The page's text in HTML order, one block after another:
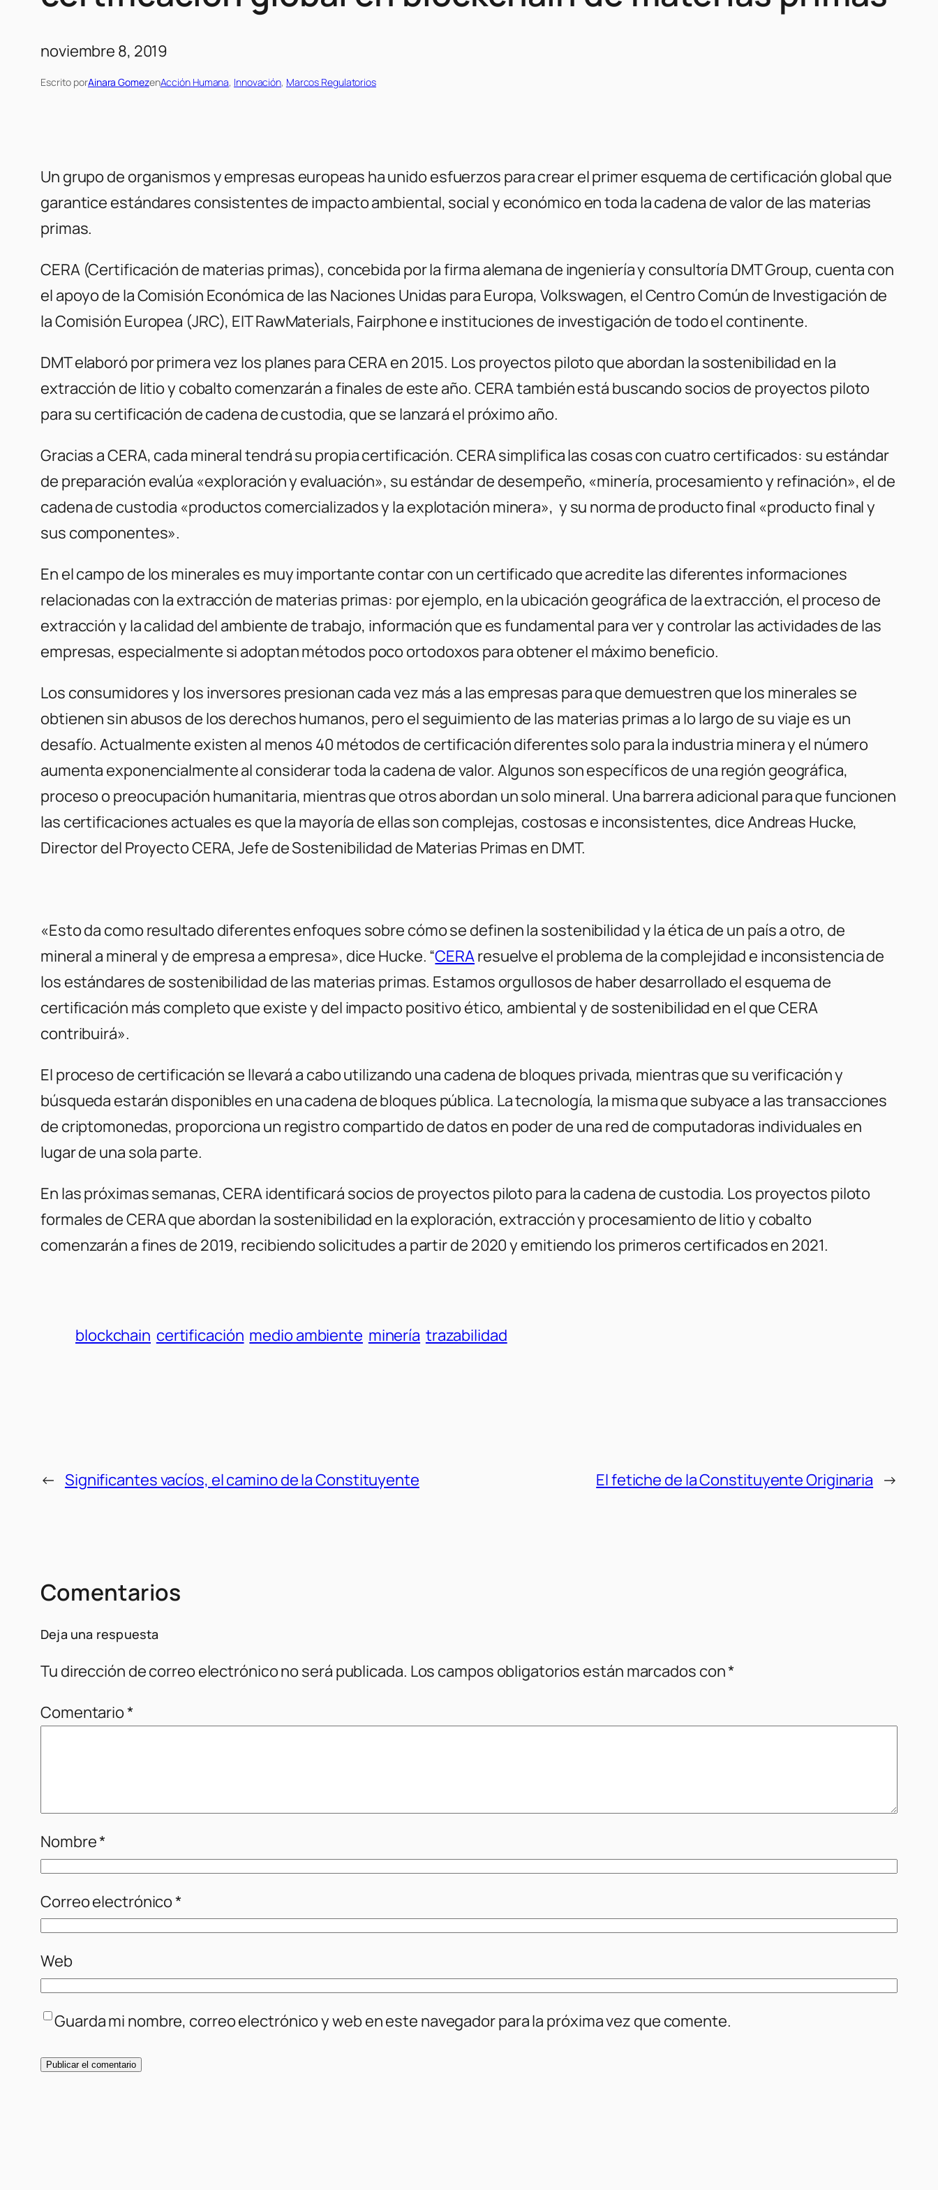
noviembre 8, 2019
Escrito porAinara GomezenAcción Humana, Innovación, Marcos Regulatorios
Un grupo de organismos y empresas europeas ha unido esfuerzos para crear el primer esquema de certificación global que
garantice estándares consistentes de impacto ambiental, social y económico en toda la cadena de valor de las materias
primas.
CERA (Certificación de materias primas), concebida por la firma alemana de ingeniería y consultoría DMT Group, cuenta con
el apoyo de la Comisión Económica de las Naciones Unidas para Europa, Volkswagen, el Centro Común de Investigación de
la Comisión Europea (JRC), EIT RawMaterials, Fairphone e instituciones de investigación de todo el continente.
DMT elaboró ​​por primera vez los planes para CERA en 2015. Los proyectos piloto que abordan la sostenibilidad en la
extracción de litio y cobalto comenzarán a finales de este año. CERA también está buscando socios de proyectos piloto
para su certificación de cadena de custodia, que se lanzará el próximo año.
Gracias a CERA, cada mineral tendrá su propia certificación. CERA simplifica las cosas con cuatro certificados: su estándar
de preparación evalúa «exploración y evaluación», su estándar de desempeño, «minería, procesamiento y refinación», el de
cadena de custodia «productos comercializados y la explotación minera», y su norma de producto final «producto final y
sus componentes».
En el campo de los minerales es muy importante contar con un certificado que acredite las diferentes informaciones
relacionadas con la extracción de materias primas: por ejemplo, en la ubicación geográfica de la extracción, el proceso de
extracción y la calidad del ambiente de trabajo, información que es fundamental para ver y controlar las actividades de las
empresas, especialmente si adoptan métodos poco ortodoxos para obtener el máximo beneficio.
Los consumidores y los inversores presionan cada vez más a las empresas para que demuestren que los minerales se
obtienen sin abusos de los derechos humanos, pero el seguimiento de las materias primas a lo largo de su viaje es un
desafío. Actualmente existen al menos 40 métodos de certificación diferentes solo para la industria minera y el número
aumenta exponencialmente al considerar toda la cadena de valor. Algunos son específicos de una región geográfica,
proceso o preocupación humanitaria, mientras que otros abordan un solo mineral. Una barrera adicional para que funcionen
las certificaciones actuales es que la mayoría de ellas son complejas, costosas e inconsistentes, dice Andreas Hucke,
Director del Proyecto CERA, Jefe de Sostenibilidad de Materias Primas en DMT.
«Esto da como resultado diferentes enfoques sobre cómo se definen la sostenibilidad y la ética de un país a otro, de
mineral a mineral y de empresa a empresa», dice Hucke. “CERAresuelve el problema de la complejidad e inconsistencia de
los estándares de sostenibilidad de las materias primas. Estamos orgullosos de haber desarrollado el esquema de
certificación más completo que existe y del impacto positivo ético, ambiental y de sostenibilidad en el que CERA
contribuirá».
El proceso de certificación se llevará a cabo utilizando una cadena de bloques privada, mientras que su verificación y
búsqueda estarán disponibles en una cadena de bloques pública. La tecnología, la misma que subyace a las transacciones
de criptomonedas, proporciona un registro compartido de datos en poder de una red de computadoras individuales en
lugar de una sola parte.
En las próximas semanas, CERA identificará socios de proyectos piloto para la cadena de custodia. Los proyectos piloto
formales de CERA que abordan la sostenibilidad en la exploración, extracción y procesamiento de litio y cobalto
comenzarán a fines de 2019, recibiendo solicitudes a partir de 2020 y emitiendo los primeros certificados en 2021.
blockchain certificación medio ambiente minería trazabilidad
← Significantes vacíos, el camino de la Constituyente El fetiche de la Constituyente Originaria →
Comentarios
Deja una respuesta
Tu dirección de correo electrónico no será publicada. Los campos obligatorios están marcados con*
Comentario*
Nombre*
Correo electrónico*
Web
Guarda mi nombre, correo electrónico y web en este navegador para la próxima vez que comente.